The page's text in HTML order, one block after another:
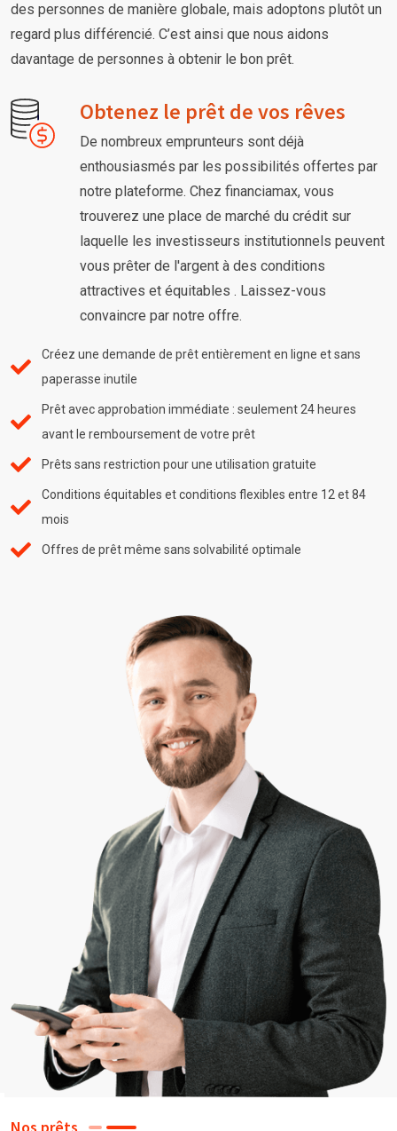
des personnes de manière globale, mais adoptons plutôt un
regard plus différencié. C’est ainsi que nous aidons
davantage de personnes à obtenir le bon prêt.
Obtenez le prêt de vos rêves
De nombreux emprunteurs sont déjà
enthousiasmés par les possibilités offertes par
notre plateforme. Chez financiamax, vous
trouverez une place de marché du crédit sur
laquelle les investisseurs institutionnels peuvent
vous prêter de l'argent à des conditions
attractives et équitables . Laissez-vous
convaincre par notre offre.
Créez une demande de prêt entièrement en ligne et sans
paperasse inutile
Prêt avec approbation immédiate : seulement 24 heures
avant le remboursement de votre prêt
Prêts sans restriction pour une utilisation gratuite
Conditions équitables et conditions flexibles entre 12 et 84
mois
Offres de prêt même sans solvabilité optimale